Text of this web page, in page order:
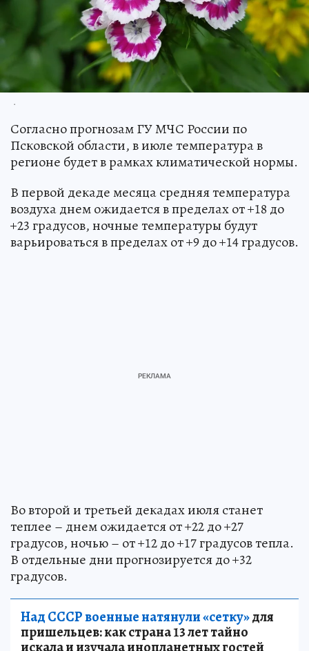
.
Согласно прогнозам ГУ МЧС России по
Псковской области, в июле температура в
регионе будет в рамках климатической нормы.
В первой декаде месяца средняя температура
воздуха днем ожидается в пределах от +18 до
+23 градусов, ночные температуры будут
варьироваться в пределах от +9 до +14 градусов.
Во второй и третьей декадах июля станет
теплее – днем ожидается от +22 до +27
градусов, ночью – от +12 до +17 градусов тепла.
В отдельные дни прогнозируется до +32
градусов.
Над СССР военные натянули «сетку»для
пришельцев: как страна 13 лет тайно
искала и изучала инопланетных гостей